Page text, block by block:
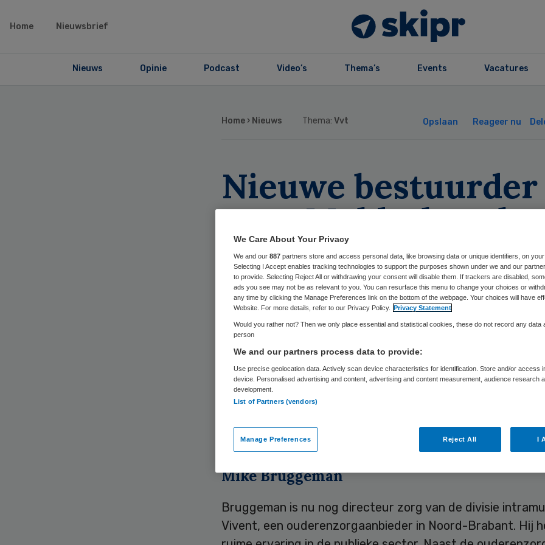
Home Nieuwsbrief
Nieuws Opinie Podcast Video’s Thema’s Events Vacatures
Home › Nieuws Thema:Vvt Opslaan Reageer nu
Nieuwe bestuurder
voor Malderburch
Skipr Redactie 13 juli 2023,08:52 1573 keer gelezen
Mike Bruggeman wordt 1 september bestuurder van
Hij volgt Paola Peters op die na ruim twee jaar de
september gaat verlaten.
Malderburch is een woon- en zorgcentrum in Malden, de
met een verstandelijke beperking.
Mike Bruggeman
Bruggeman is nu nog directeur zorg van de divisie
Vivent, een ouderenzorgaanbieder in Noord-Brabant. Hij
We Care About Your Privacy
We and our 887 partners store and access personal data, like browsing data or unique identifiers, on your
Selecting I Accept enables tracking technologies to support the purposes shown under we and our
to provide. Selecting Reject All or withdrawing your consent will disable them. If trackers are disabled,
ads you see may not be as relevant to you. You can resurface this menu to change your choices or
any time by clicking the Manage Preferences link on the bottom of the webpage. Your choices will have
Website. For more details, refer to our Privacy Policy. Privacy Statement
Would you rather not? Then we only place essential and statistical cookies, these do not record any data
person
We and our partners process data to provide:
Use precise geolocation data. Actively scan device characteristics for identification. Store and/or access
device. Personalised advertising and content, advertising and content measurement, audience research
development.
List of Partners (vendors)
Manage Preferences Reject All I